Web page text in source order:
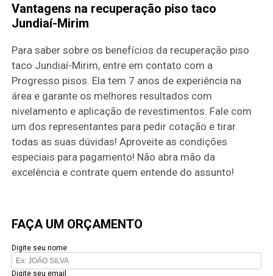
Vantagens na recuperação piso taco
Jundiaí-Mirim
Para saber sobre os benefícios da recuperação piso
taco Jundiaí-Mirim, entre em contato com a
Progresso pisos. Ela tem 7 anos de experiência na
área e garante os melhores resultados com
nivelamento e aplicação de revestimentos. Fale com
um dos representantes para pedir cotação e tirar
todas as suas dúvidas! Aproveite as condições
especiais para pagamento! Não abra mão da
excelência e contrate quem entende do assunto!
FAÇA UM ORÇAMENTO
Digite seu nome
Digite seu email